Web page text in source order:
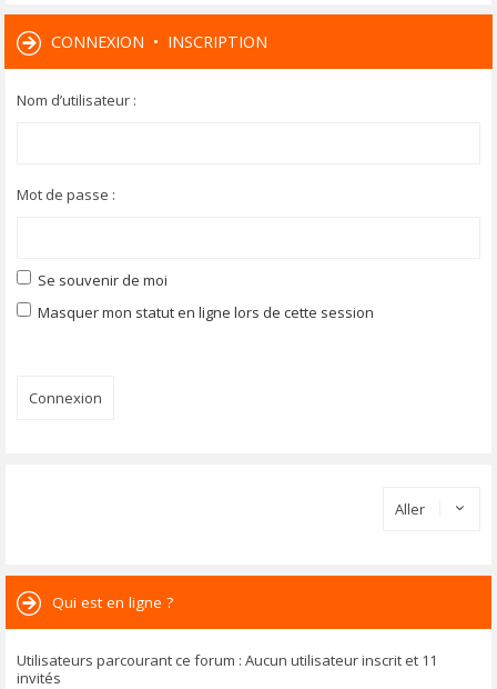
CONNEXION • INSCRIPTION
Nom d’utilisateur :
Mot de passe :
Se souvenir de moi
Masquer mon statut en ligne lors de cette session
Aller
Qui est en ligne ?
Utilisateurs parcourant ce forum : Aucun utilisateur inscrit et 11
invités